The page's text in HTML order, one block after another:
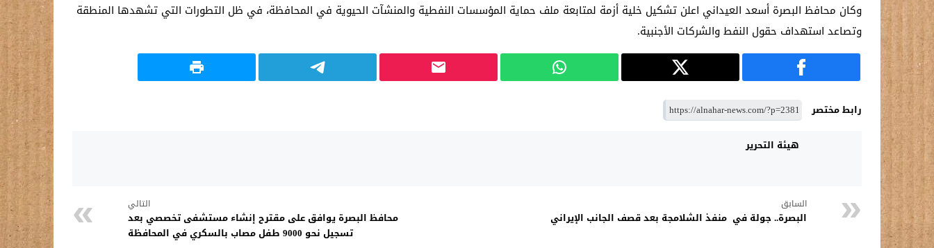
وكان محافظ البصرة أسعد العيداني اعلن تشكيل خلية أزمة لمتابعة ملف حماية المؤسسات النفطية والمنشآت الحيوية في المحافظة، في ظل التطورات التي تشهدها المنطقة
وتصاعد استهداف حقول النفط والشركات الأجنبية.
رابط مختصر
هيئة التحرير
السابق
البصرة.. جولة في منفذ الشلامجة بعد قصف الجانب الإيراني
التالي
محافظ البصرة يوافق على مقترح إنشاء مستشفى تخصصي بعد
تسجيل نحو 9000 طفل مصاب بالسكري في المحافظة